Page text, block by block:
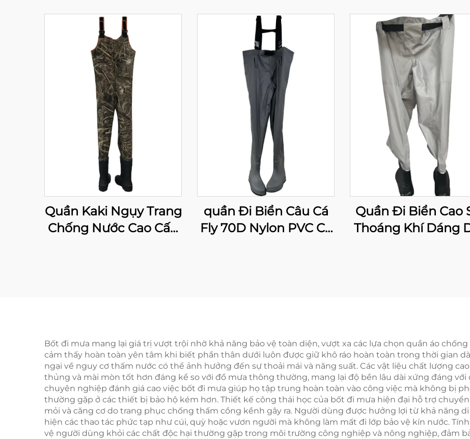
Quần Kaki Ngụy Trang
Chống Nước Cao Cấp
quần Đi Biển Câu Cá
Fly 70D Nylon PVC Có
Quần Đi Biển Cao
Thoáng Khí Dáng
Bốt đi mưa mang lại giá trị vượt trội nhờ khả năng bảo vệ toàn diện, vượt xa các lựa chọn quần áo
cảm thấy hoàn toàn yên tâm khi biết phần thân dưới luôn được giữ khô ráo hoàn toàn trong thời gian
ngại về nguy cơ thấm nước có thể ảnh hưởng đến sự thoải mái và năng suất. Các vật liệu chất lượng
thủng và mài mòn tốt hơn đáng kể so với đồ mưa thông thường, mang lại độ bền lâu dài xứng đáng
chuyên nghiệp đánh giá cao việc bốt đi mưa giúp họ tập trung hoàn toàn vào công việc mà không bị
thường gặp ở các thiết bị bảo hộ kém hơn. Thiết kế công thái học của bốt đi mưa hiện đại hỗ trợ
mỏi và căng cơ do trang phục chống thấm cồng kềnh gây ra. Người dùng được hưởng lợi từ khả năng
hiện các thao tác phức tạp như cúi, quỳ hoặc vươn người mà không làm mất đi lớp bảo vệ kín nước.
vệ người dùng khỏi các chất độc hại thường gặp trong môi trường công nghiệp và nông nghiệp, đảm